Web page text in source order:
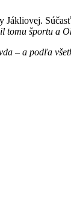
tomu športu a
– a podľa